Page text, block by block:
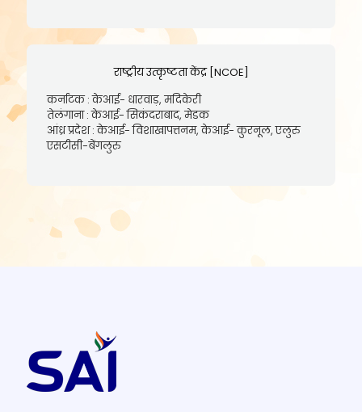
राष्ट्रीय उत्कृष्टता केंद्र [NCOE]
कर्नाटक : केआई- धारवाड़, मदिकेरी
तेलंगाना : केआई- सिकंदराबाद, मेडक
आंध्र प्रदेश : केआई- विशाखापत्तनम, केआई- कुरनूल, एलुरु
एसटीसी-बेंगलुरु